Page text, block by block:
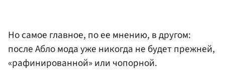
Но самое главное, по ее мнению, в другом:
после Абло мода уже никогда не будет прежней,
«рафинированной» или чопорной.